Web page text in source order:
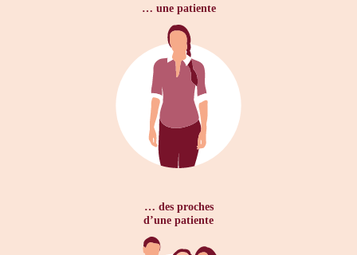
… une patiente
… des proches
d’une patiente